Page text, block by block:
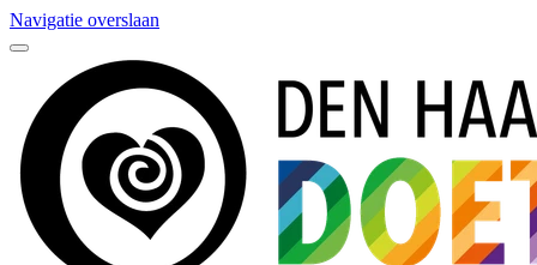
Navigatie overslaan